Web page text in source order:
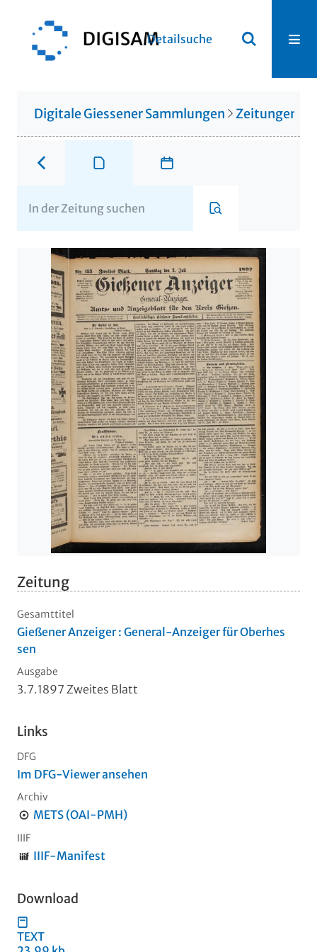
Detailsuche
Digitale Giessener Sammlungen Zeitungen
Zeitung
Gesamttitel
Gießener Anzeiger : General-Anzeiger für Oberhes
sen
Ausgabe
3.7.1897 Zweites Blatt
Links
DFG
Im DFG-Viewer ansehen
Archiv
METS (OAI-PMH)
IIIF
IIIF-Manifest
Download
TEXT